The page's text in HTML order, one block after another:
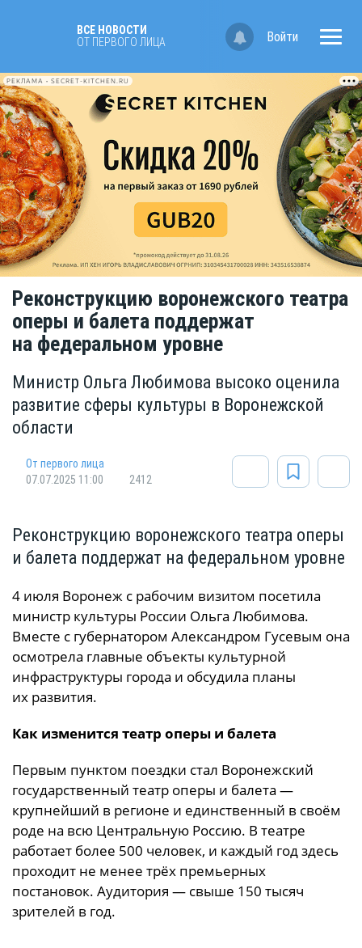
ВСЕ НОВОСТИ
ОТ ПЕРВОГО ЛИЦА
Войти
РЕКЛАМА • SECRET-KITCHEN.RU
Реконструкцию воронежского театра
оперы и балета поддержат
на федеральном уровне
Министр Ольга Любимова высоко оценила
развитие сферы культуры в Воронежской
области
От первого лица
07.07.2025 11:00
2412
Реконструкцию воронежского театра оперы
и балета поддержат на федеральном уровне
4 июля Воронеж с рабочим визитом посетила
министр культуры России Ольга Любимова.
Вместе с губернатором Александром Гусевым она
осмотрела главные объекты культурной
инфраструктуры города и обсудила планы
их развития.
Как изменится театр оперы и балета
Первым пунктом поездки стал Воронежский
государственный театр оперы и балета —
крупнейший в регионе и единственный в своём
роде на всю Центральную Россию. В театре
работает более 500 человек, и каждый год здесь
проходит не менее трёх премьерных
постановок. Аудитория — свыше 150 тысяч
зрителей в год.